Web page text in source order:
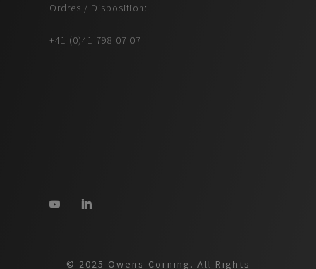
Ordres / Disposition:
+41 (0)41 798 07 07
© 2025 Owens Corning. All Rights